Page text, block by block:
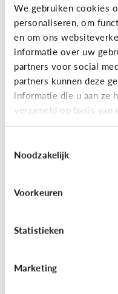
We gebruiken cookies
personaliseren, om
en om ons
informatie over uw
partners voor social
partners kunnen deze
informatie die u aan ze
verzameld op basis van
Noodzakelijk
Voorkeuren
Statistieken
Marketing
Techniek en toekomst
Wat je moet